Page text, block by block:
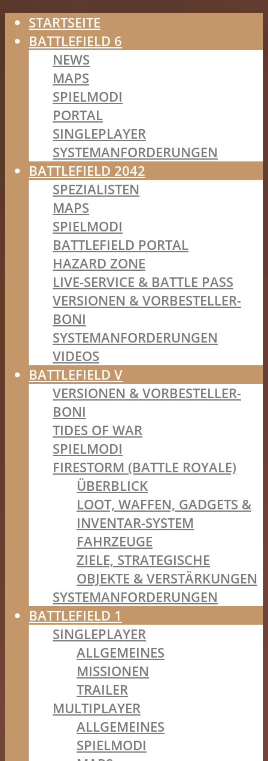
STARTSEITE
BATTLEFIELD 6
NEWS
MAPS
SPIELMODI
PORTAL
SINGLEPLAYER
SYSTEMANFORDERUNGEN
BATTLEFIELD 2042
SPEZIALISTEN
MAPS
SPIELMODI
BATTLEFIELD PORTAL
HAZARD ZONE
LIVE-SERVICE & BATTLE PASS
VERSIONEN & VORBESTELLER-
BONI
SYSTEMANFORDERUNGEN
VIDEOS
BATTLEFIELD V
VERSIONEN & VORBESTELLER-
BONI
TIDES OF WAR
SPIELMODI
FIRESTORM (BATTLE ROYALE)
ÜBERBLICK
LOOT, WAFFEN, GADGETS &
INVENTAR-SYSTEM
FAHRZEUGE
ZIELE, STRATEGISCHE
OBJEKTE & VERSTÄRKUNGEN
SYSTEMANFORDERUNGEN
BATTLEFIELD 1
SINGLEPLAYER
ALLGEMEINES
MISSIONEN
TRAILER
MULTIPLAYER
ALLGEMEINES
SPIELMODI